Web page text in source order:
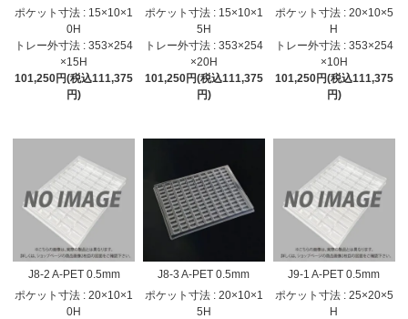
ポケット寸法 : 15×10×1
0H
トレー外寸法 : 353×254
×15H
101,250円(税込111,375
円)
ポケット寸法 : 15×10×1
5H
トレー外寸法 : 353×254
×20H
101,250円(税込111,375
円)
ポケット寸法 : 20×10×5
H
トレー外寸法 : 353×254
×10H
101,250円(税込111,375
円)
J8-2 A-PET 0.5mm
ポケット寸法 : 20×10×1
0H
J8-3 A-PET 0.5mm
ポケット寸法 : 20×10×1
5H
J9-1 A-PET 0.5mm
ポケット寸法 : 25×20×5
H